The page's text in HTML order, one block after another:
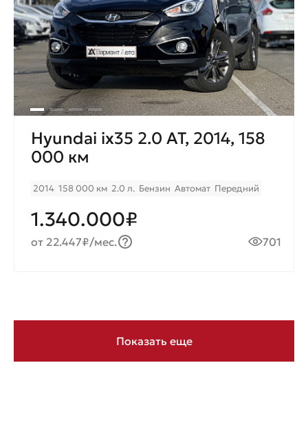
Hyundai ix35 2.0 AT, 2014, 158
000 км
2014 158 000 км 2.0 л. Бензин Автомат Передний
1.340.000₽
от 22.447₽/мес. 701
Показать еще